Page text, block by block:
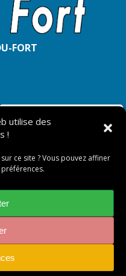
utilise des
!
ce site ? Vous pouvez affiner
FORT
NOUS CONTACTER
cookies